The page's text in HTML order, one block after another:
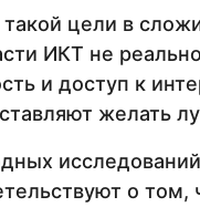
цели в
ИКТ не
и доступ к
желать
о том,